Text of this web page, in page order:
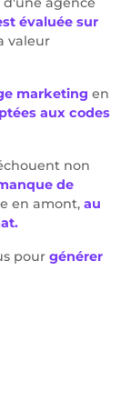
évaluée sur
valeur
marketing en
aux codes
non
de
en amont, au
pour générer